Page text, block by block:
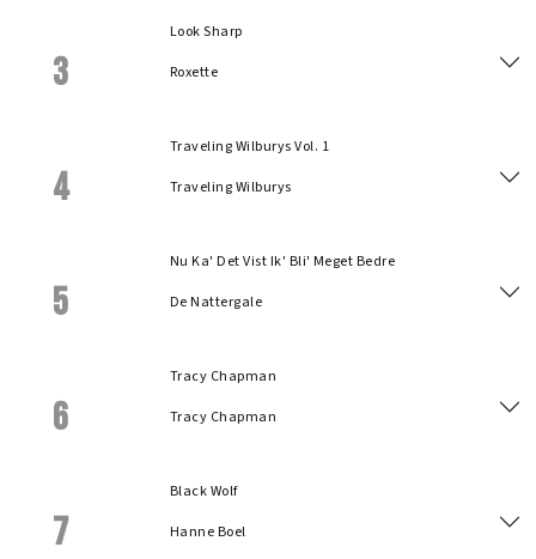
3
Look Sharp
Roxette
4
Traveling Wilburys Vol. 1
Traveling Wilburys
5
Nu Ka' Det Vist Ik' Bli' Meget Bedre
De Nattergale
6
Tracy Chapman
Tracy Chapman
7
Black Wolf
Hanne Boel